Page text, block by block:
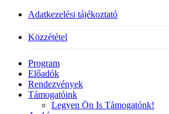
Adatkezelési tájékoztató
Közzététel
Close
Menu
Program
Előadók
Rendezvények
Támogatóink
Legyen Ön Is Támogatónk!